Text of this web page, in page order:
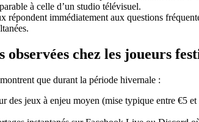
à celle d’un studio télévisuel.
répondent immédiatement aux questions
observées chez les joueurs
que durant la période hivernale :
des jeux à enjeu moyen (mise typique entre €5